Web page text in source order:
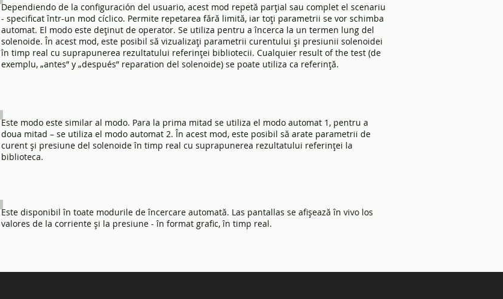
Dependiendo de la configuración del usuario, acest mod repetă parțial sau complet el scenariu
- specificat într-un mod cíclico. Permite repetarea fără limită, iar toți parametrii se vor schimba
automat. El modo este deținut de operator. Se utiliza pentru a încerca la un termen lung del
solenoide. În acest mod, este posibil să vizualizați parametrii curentului și presiunii solenoidei
în timp real cu suprapunerea rezultatului referinței bibliotecii. Cualquier result of the test (de
exemplu, „antes” y „después” reparation del solenoide) se poate utiliza ca referință.
Este modo este similar al modo. Para la prima mitad se utiliza el modo automat 1, pentru a
doua mitad – se utiliza el modo automat 2. În acest mod, este posibil să arate parametrii de
curent și presiune del solenoide în timp real cu suprapunerea rezultatului referinței la
biblioteca.
Este disponibil în toate modurile de încercare automată. Las pantallas se afișează în vivo los
valores de la corriente și la presiune - în format grafic, în timp real.